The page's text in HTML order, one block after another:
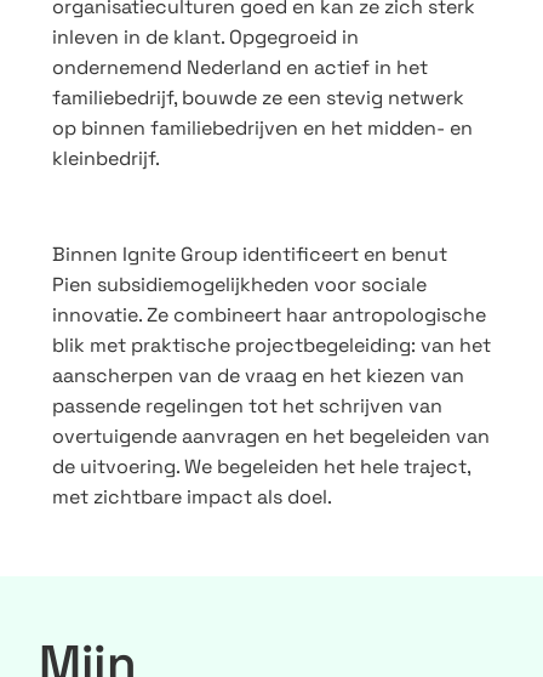
organisatieculturen goed en kan ze zich sterk
inleven in de klant. Opgegroeid in
ondernemend Nederland en actief in het
familiebedrijf, bouwde ze een stevig netwerk
op binnen familiebedrijven en het midden- en
kleinbedrijf.
Binnen Ignite Group identificeert en benut
Pien subsidiemogelijkheden voor sociale
innovatie. Ze combineert haar antropologische
blik met praktische projectbegeleiding: van het
aanscherpen van de vraag en het kiezen van
passende regelingen tot het schrijven van
overtuigende aanvragen en het begeleiden van
de uitvoering. We begeleiden het hele traject,
met zichtbare impact als doel.
Mijn